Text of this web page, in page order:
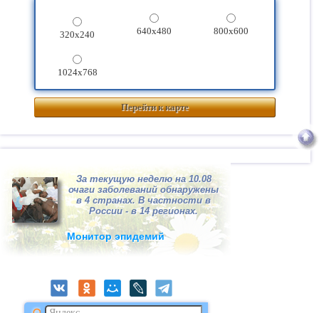
320x240 640x480 800x600
1024x768
Перейти к карте
За текущую неделю на 10.08
очаги заболеваний обнаружены
в 4 странах. В частности в
России - в 14 регионах.
Монитор эпидемий